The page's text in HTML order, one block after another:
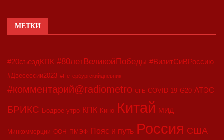
МЕТКИ
#20съездКПК #80летВеликойПобеды #ВизитСиВРоссию
#Двесессии2023 #Петербургскийдневник
#комментарий@radiometro CIIE COVID-19 G20 АТЭС
БРИКС Бодрое утро КПК Кино Китай МИД
Минкоммерции ООН ПМЭФ Пояс и путь Россия США